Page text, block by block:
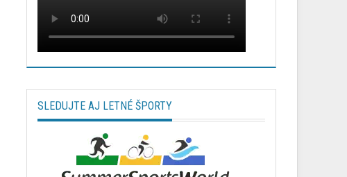
SLEDUJTE AJ LETNÉ ŠPORTY